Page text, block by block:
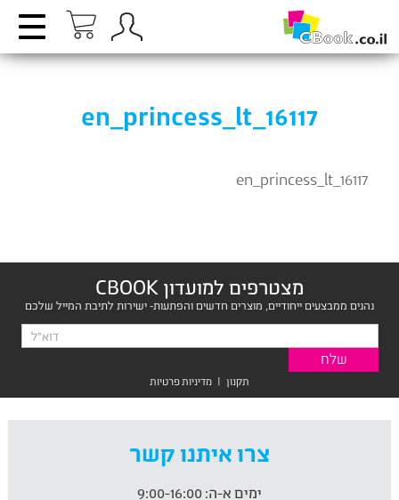
en_princess_lt_16117
en_princess_lt_16117
מצטרפים למועדון CBOOK
נהנים ממבצעים ייחודיים, מוצרים חדשים והפתעות- ישירות לתיבת המייל שלכם
תקנון | מדיניות פרטיות
צרו איתנו קשר
ימים א-ה: